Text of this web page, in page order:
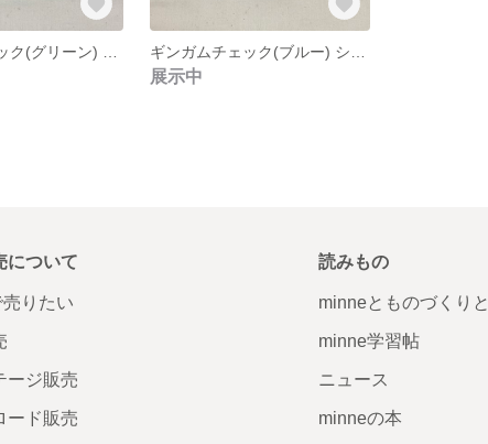
展示中
について
りたい
ージ販売
ード販売
読みもの
minneとものづくりと
minne学習帖
ニュース
minneの本